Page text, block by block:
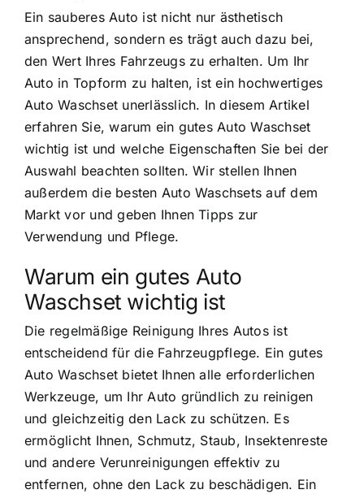
Ein sauberes Auto ist nicht nur ästhetisch
ansprechend, sondern es trägt auch dazu bei,
den Wert Ihres Fahrzeugs zu erhalten. Um Ihr
Auto in Topform zu halten, ist ein hochwertiges
Auto Waschset unerlässlich. In diesem Artikel
erfahren Sie, warum ein gutes Auto Waschset
wichtig ist und welche Eigenschaften Sie bei der
Auswahl beachten sollten. Wir stellen Ihnen
außerdem die besten Auto Waschsets auf dem
Markt vor und geben Ihnen Tipps zur
Verwendung und Pflege.
Warum ein gutes Auto
Waschset wichtig ist
Die regelmäßige Reinigung Ihres Autos ist
entscheidend für die Fahrzeugpflege. Ein gutes
Auto Waschset bietet Ihnen alle erforderlichen
Werkzeuge, um Ihr Auto gründlich zu reinigen
und gleichzeitig den Lack zu schützen. Es
ermöglicht Ihnen, Schmutz, Staub, Insektenreste
und andere Verunreinigungen effektiv zu
entfernen, ohne den Lack zu beschädigen. Ein